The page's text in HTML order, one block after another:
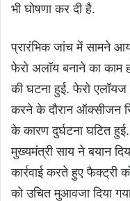
भी घोषणा कर दी है.
प्रारंभिक जांच में सामने
फेरो अलॉय बनाने का काम
की घटना हुई. फेरो एलॉयज
करने के दौरान ऑक्सीजन
के कारण दुर्घटना घटित
मुख्यमंत्री साय ने बयान
कार्रवाई करते हुए फैक्ट्री
को उचित मुआवजा दिया